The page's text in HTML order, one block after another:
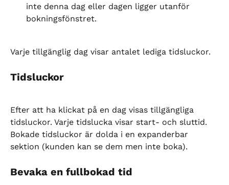
inte denna dag eller dagen ligger utanför
bokningsfönstret.
Varje tillgänglig dag visar antalet lediga tidsluckor.
Tidsluckor
Efter att ha klickat på en dag visas tillgängliga
tidsluckor. Varje tidslucka visar start- och sluttid.
Bokade tidsluckor är dolda i en expanderbar
sektion (kunden kan se dem men inte boka).
Bevaka en fullbokad tid